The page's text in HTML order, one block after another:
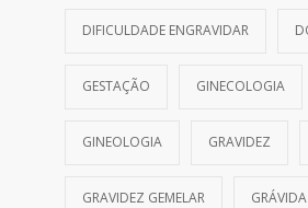
DIFICULDADE ENGRAVIDAR
GESTAÇÃO GINECOLOGIA
GINEOLOGIA GRAVIDEZ
GRAVIDEZ GEMELAR GRÁVIDA